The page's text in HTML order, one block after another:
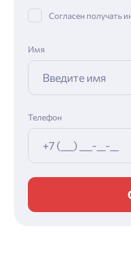
Согласен получать
Имя
Телефон